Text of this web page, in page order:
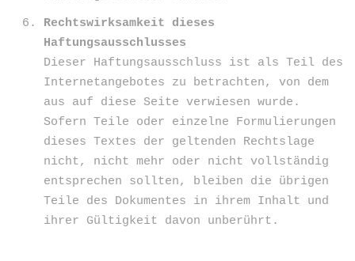
Rechtswirksamkeit dieses
Haftungsausschlusses
Dieser Haftungsausschluss ist als Teil des
Internetangebotes zu betrachten, von dem
aus auf diese Seite verwiesen wurde.
Sofern Teile oder einzelne Formulierungen
dieses Textes der geltenden Rechtslage
nicht, nicht mehr oder nicht vollständig
entsprechen sollten, bleiben die übrigen
Teile des Dokumentes in ihrem Inhalt und
ihrer Gültigkeit davon unberührt.